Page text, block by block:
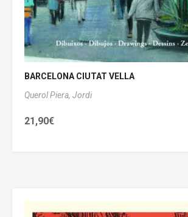
BARCELONA CIUTAT VELLA
Querol Piera, Jordi
21,90€